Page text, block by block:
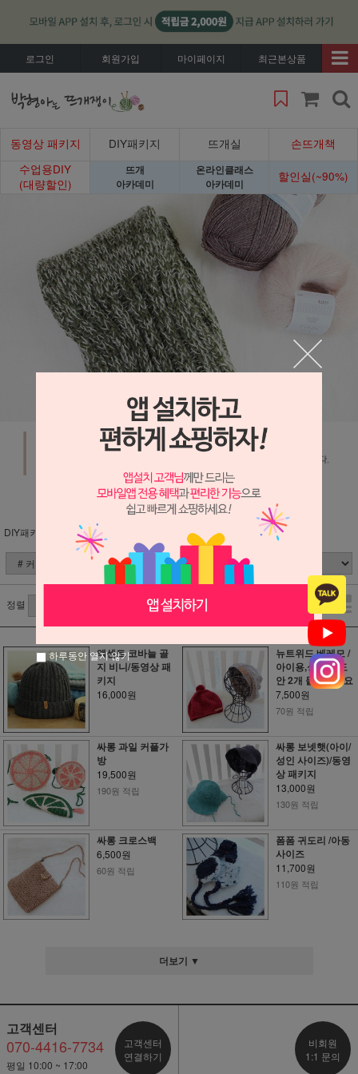
로그인 회원가입 마이페이지 최근본상품
동영상 패키지 DIY패키지 뜨개실
손뜨개책
수업용DIY
(대량할인)
뜨개
아카데미
온라인클래스
아카데미
할인실(~90%)
DIY패키지 (분류별)
정렬
액센트 코바늘 골
지 비니/동영상 패
키지
16,000원
뉴트위드 베레모 /
아이용,성인용 도
안 2개 들어있어요
7,500원
70원 적립
싸롱 과일 커플가
방
19,500원
190원 적립
싸롱 보넷햇(아이/
성인 사이즈)/동영
상 패키지
13,000원
130원 적립
싸롱 크로스백
6,500원
60원 적립
폼폼 귀도리 /아동
사이즈
11,700원
110원 적립
더보기 ▼
고객센터
070-4416-7734
평일 10:00 ~ 17:00
고객센터
연결하기
비회원
1:1 문의
하루동안 열지 않기